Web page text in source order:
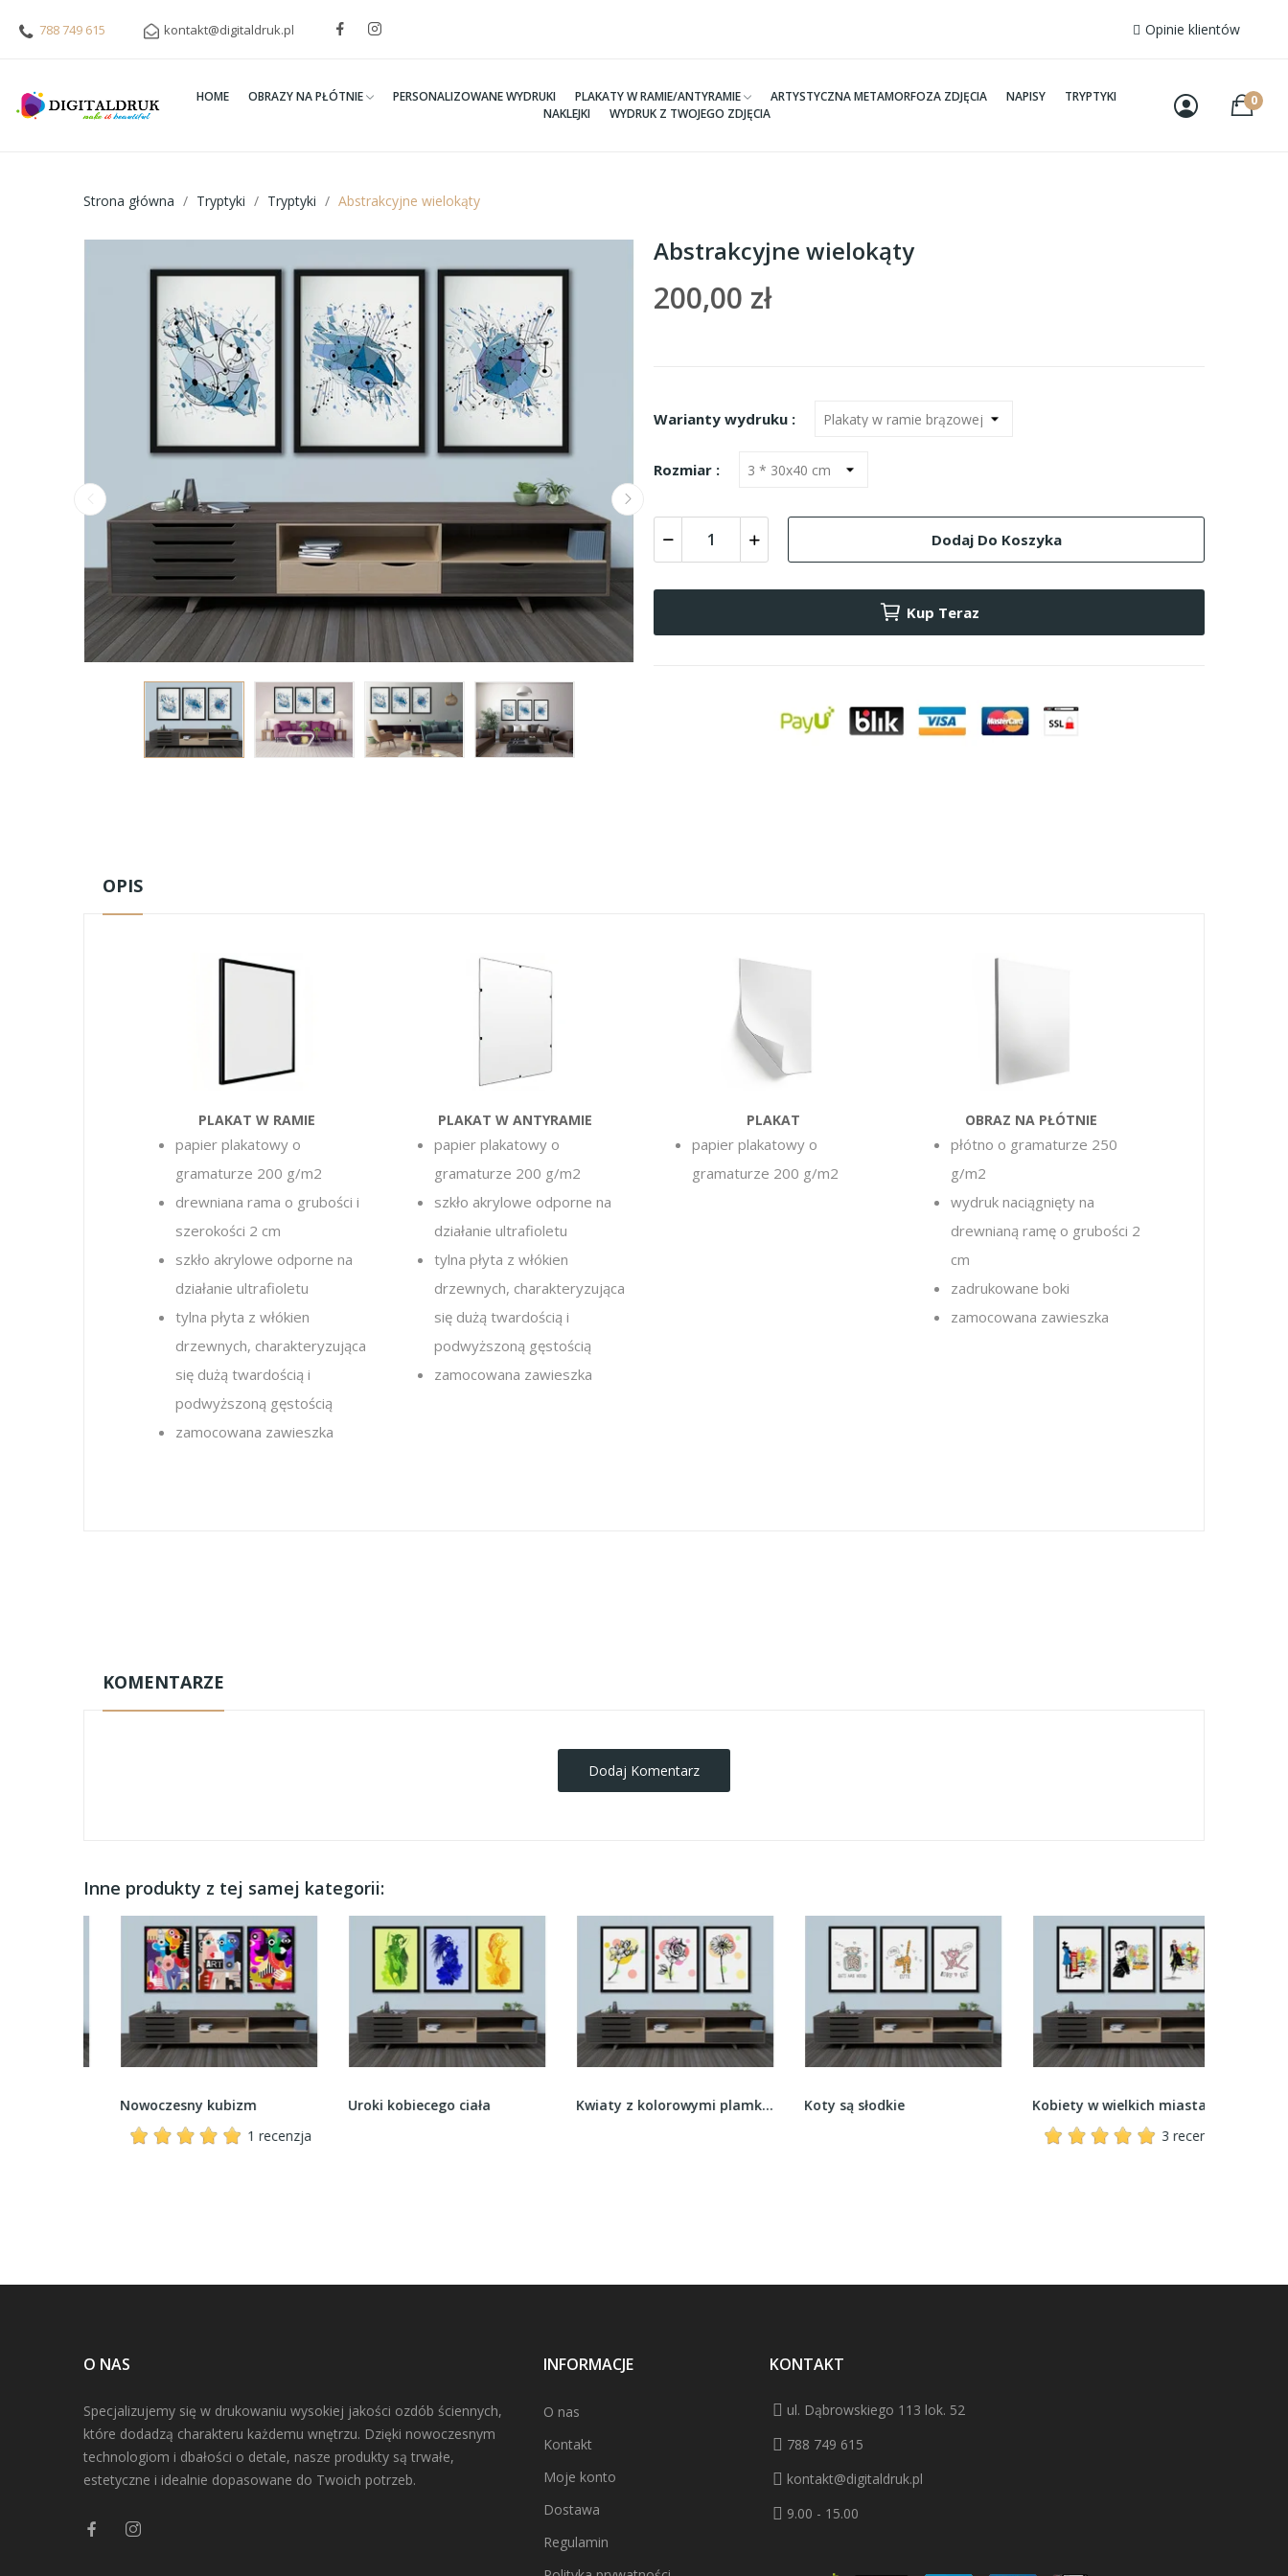
788 749 615 kontakt@digitaldruk.pl Opinie klientów
HOME OBRAZY NA PŁÓTNIE PERSONALIZOWANE WYDRUKI PLAKATY W RAMIE/ANTYRAMIE ARTYSTYCZNA METAMORFOZA ZDJĘCIA NAPISY
TRYPTYKI
NAKLEJKI
WYDRUK Z TWOJEGO ZDJĘCIA
0
Strona główna Tryptyki Tryptyki Abstrakcyjne wielokąty
Abstrakcyjne wielokąty
200,00 zł
Warianty wydruku :
Rozmiar :
Dodaj Do Koszyka
Kup Teraz
OPIS
PLAKAT W RAMIE
papier plakatowy o
gramaturze 200 g/m2
drewniana rama o grubości i
szerokości 2 cm
szkło akrylowe odporne na
działanie ultrafioletu
tylna płyta z włókien
drzewnych, charakteryzująca
się dużą twardością i
podwyższoną gęstością
zamocowana zawieszka
PLAKAT W ANTYRAMIE
papier plakatowy o
gramaturze 200 g/m2
szkło akrylowe odporne na
działanie ultrafioletu
tylna płyta z włókien
drzewnych, charakteryzująca
się dużą twardością i
podwyższoną gęstością
zamocowana zawieszka
PLAKAT
papier plakatowy o
gramaturze 200 g/m2
OBRAZ NA PŁÓTNIE
płótno o gramaturze 250
g/m2
wydruk naciągnięty na
drewnianą ramę o grubości 2
cm
zadrukowane boki
zamocowana zawieszka
KOMENTARZE
Dodaj Komentarz
Inne produkty z tej samej kategorii:
Nowoczesny kubizm
1 recenzja
Uroki kobiecego ciała Kwiaty z kolorowymi plamkami Koty są słodkie
Kobiety w wielkich miastach
3 recenzji
O NAS
Specjalizujemy się w drukowaniu wysokiej jakości ozdób ściennych,
które dodadzą charakteru każdemu wnętrzu. Dzięki nowoczesnym
technologiom i dbałości o detale, nasze produkty są trwałe,
estetyczne i idealnie dopasowane do Twoich potrzeb.
INFORMACJE
O nas
Kontakt
Moje konto
Dostawa
Regulamin
KONTAKT
ul. Dąbrowskiego 113 lok. 52
788 749 615
kontakt@digitaldruk.pl
9.00 - 15.00